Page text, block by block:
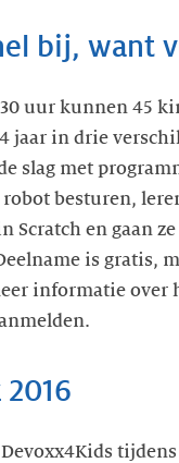
bij, want
uur kunnen 45
jaar in drie
slag met
robot besturen,
Scratch en gaan ze
is gratis,
informatie over
tijdens